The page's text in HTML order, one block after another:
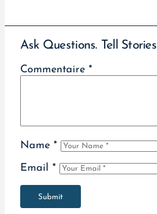
Ask Questions. Tell Stories
Commentaire *
Name *
Email *
Submit